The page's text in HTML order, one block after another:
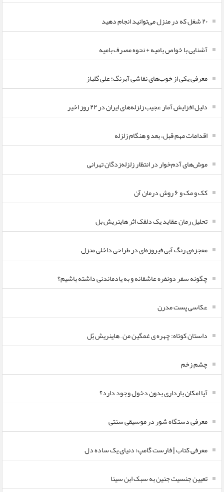
۲۰ شغل که در منزل می‌توانید انجام دهید
آشنایی با خواص بامیه + نحوه مصرف بامیه
معرفی یکی از خوب‌های نقاشی آبرنگ؛ علی گلباز
دلیل افزایش آمار عجیب زلزله‌های ایران در ۲۲ روز اخیر
اقدامات مهم قبل، بعد و هنگام زلزله
موش‌های آدم‌خوار در انتظار زلزله‌زدگان تهرانی
کک و مک و ۶ روش درمان آن
تحلیل رمان عقاید یک دلقک اثر هاینریش بل
معجزه‌ی رنگ آبی فیروزه‌ای در طراحی داخلی منزل
چگونه سفر دونفره عاشقانه و به یادماندنی داشته باشیم؟
عکاسی پست مدرن
داستان کوتاه: چهره ی غمگین من – هاینریش بُل
چشم زخم
آیا امکان بارداری بدون دخول وجود دارد؟
معرفی دستگاه شور در موسیقی سنتی
معرفی کتاب | فارست گامپ؛ دنیای یک ساده دل
تعیین جنسیت جنین به سبک ابن سینا